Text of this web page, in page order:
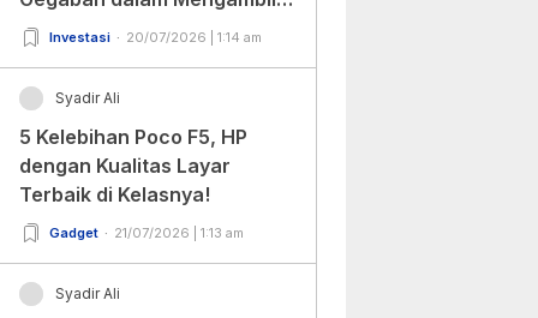
Keputusan!
Investasi 20/07/2026 | 1:14 am
Syadir Ali
5 Kelebihan Poco F5, HP
dengan Kualitas Layar
Terbaik di Kelasnya!
Gadget 21/07/2026 | 1:13 am
Syadir Ali